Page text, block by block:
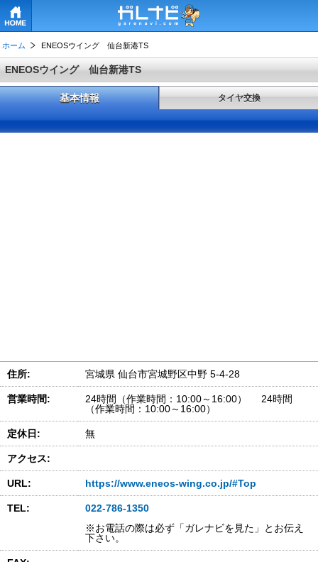
ホーム ENEOSウイング 仙台新港TS
ENEOSウイング 仙台新港TS
基本情報 タイヤ交換
住所: 宮城県 仙台市宮城野区中野 5-4-28
営業時間:
24時間（作業時間：10:00～16:00） 24時間
（作業時間：10:00～16:00）
定休日: 無
アクセス:
URL: https://www.eneos-wing.co.jp/#Top
TEL:
022-786-1350
※お電話の際は必ず「ガレナビを見た」とお伝え
下さい。